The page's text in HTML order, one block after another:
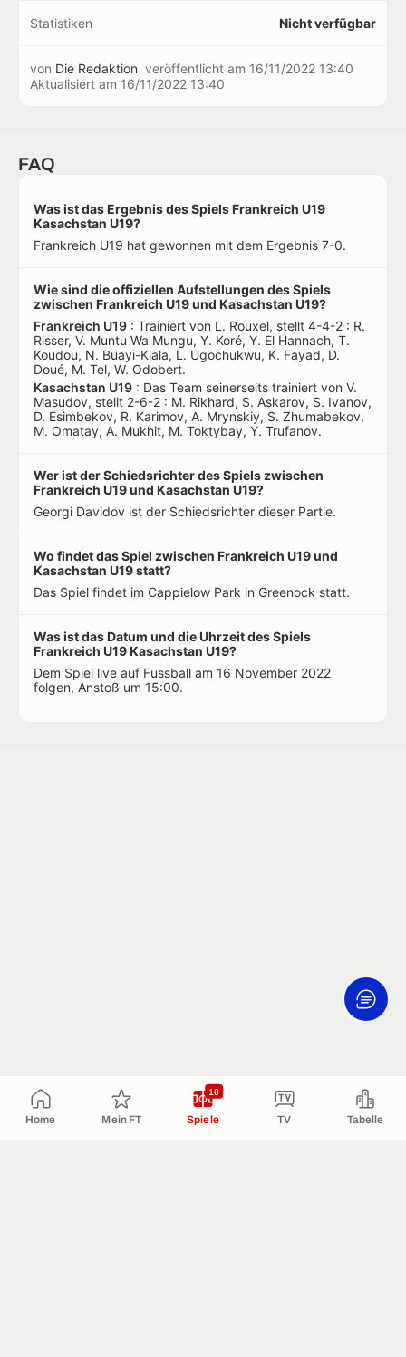
Home Mein FT Spiele
10
TV Tabelle
Statistiken Nicht verfügbar
von Die Redaktion veröffentlicht am 16/11/2022 13:40
Aktualisiert am 16/11/2022 13:40
FAQ
Was ist das Ergebnis des Spiels Frankreich U19
Kasachstan U19?
Frankreich U19 hat gewonnen mit dem Ergebnis 7-0.
Wie sind die offiziellen Aufstellungen des Spiels
zwischen Frankreich U19 und Kasachstan U19?
Frankreich U19 : Trainiert von L. Rouxel, stellt 4-4-2 : R.
Risser, V. Muntu Wa Mungu, Y. Koré, Y. El Hannach, T.
Koudou, N. Buayi-Kiala, L. Ugochukwu, K. Fayad, D.
Doué, M. Tel, W. Odobert.
Kasachstan U19 : Das Team seinerseits trainiert von V.
Masudov, stellt 2-6-2 : M. Rikhard, S. Askarov, S. Ivanov,
D. Esimbekov, R. Karimov, A. Mrynskiy, S. Zhumabekov,
M. Omatay, A. Mukhit, M. Toktybay, Y. Trufanov.
Wer ist der Schiedsrichter des Spiels zwischen
Frankreich U19 und Kasachstan U19?
Georgi Davidov ist der Schiedsrichter dieser Partie.
Wo findet das Spiel zwischen Frankreich U19 und
Kasachstan U19 statt?
Das Spiel findet im Cappielow Park in Greenock statt.
Was ist das Datum und die Uhrzeit des Spiels
Frankreich U19 Kasachstan U19?
Dem Spiel live auf Fussball am 16 November 2022
folgen, Anstoß um 15:00.